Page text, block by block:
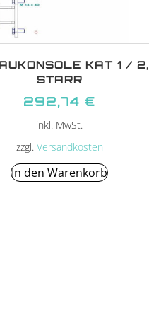
KAT 1 / 2,
STARR
292,74 €
inkl. MwSt.
zzgl. Versandkosten
In den Warenkorb